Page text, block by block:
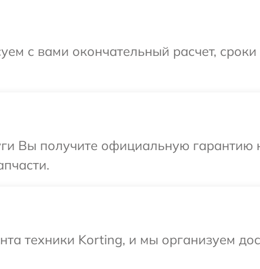
с вами окончательный расчет,
Вы получите официальную гарантию
техники Korting, и мы организуем